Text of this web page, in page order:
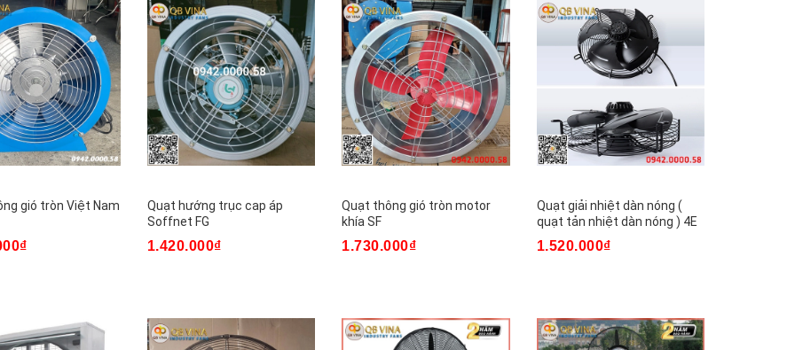
gió tròn Việt Nam
Quạt hướng trục cap áp
Soffnet FG
1.420.000₫
Quạt thông gió tròn motor
khía SF
1.730.000₫
Quạt giải nhiệt dàn nóng (
quạt tản nhiệt dàn nóng ) 4E
1.520.000₫